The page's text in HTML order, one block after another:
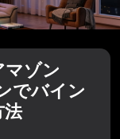
ゾン
でバイン